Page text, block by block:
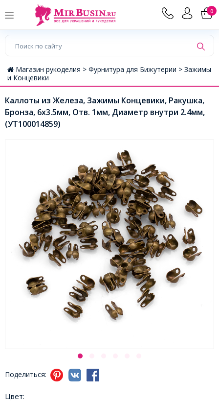
0
Магазин рукоделия > Фурнитура для Бижутерии > Зажимы
и Концевики
Каллоты из Железа, Зажимы Концевики, Ракушка,
Бронза, 6х3.5мм, Отв. 1мм, Диаметр внутри 2.4мм,
(УТ100014859)
Поделиться:
Цвет: